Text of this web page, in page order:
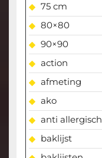
75 cm
80×80
90×90
action
afmeting
ako
anti allergisch
baklijst